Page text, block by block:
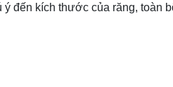
đến kích thước của răng, toàn